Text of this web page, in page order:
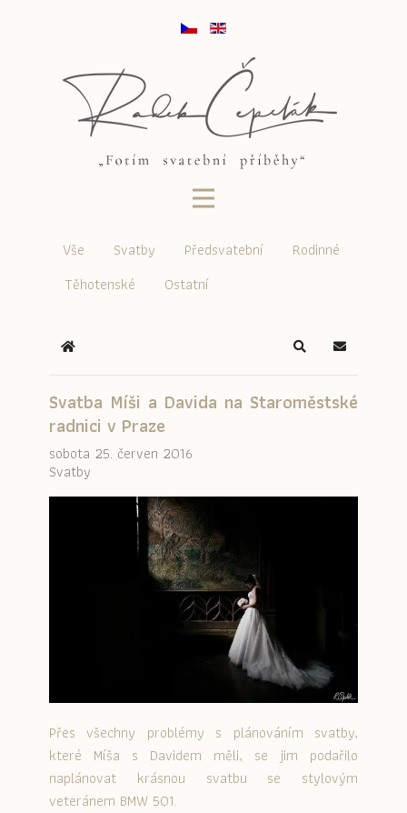
Vše Svatby Předsvatební
Rodinné
Těhotenské
Ostatní
Home SearchOdběr
Svatba Míši a Davida na Staroměstské
radnici v Praze
sobota 25. červen 2016
Svatby
Přes všechny problémy s plánováním svatby,
které Míša s Davidem měli, se jim podařilo
naplánovat krásnou svatbu se stylovým
veteránem BMW 501.